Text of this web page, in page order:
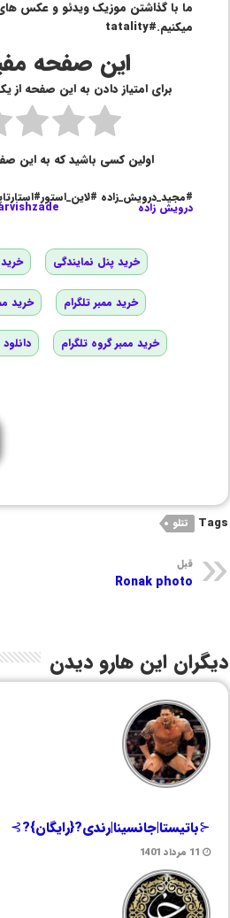
ما با گذاشتن موزیک ویدئو و عکس
میکنیم.#tatality
این صفحه
برای امتیاز دادن به این صفحه از
اولین کسی باشید که به این
#مجید_درویش_زاده
درویش زاده
خرید پنل نمایندگی
خرید ممبر تلگرام خرید
خرید ممبر گروه تلگرام
Tags تتلو
قبل
Ronak photo
دیگران این هارو دیدن
⊰باتیستا|جانسینا|رندی?{رایگان}?⊱
11 مرداد 1401